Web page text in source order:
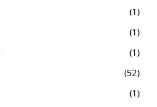
1
1
1
52
1